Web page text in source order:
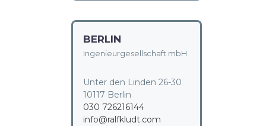
BERLIN
Ingenieurgesellschaft mbH
Unter den Linden 26-30
10117 Berlin
030 726216144
info@ralfkludt.com